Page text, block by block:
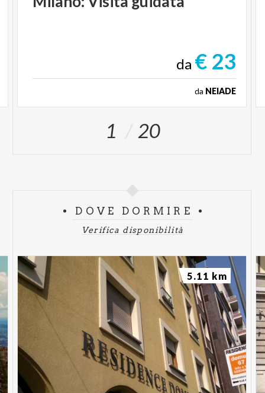
da € 23
da NEIADE
1 20
DOVE DORMIRE
Verifica disponibilità
5.11 km